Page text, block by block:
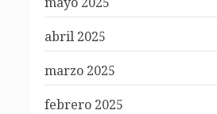
abril 2025
marzo 2025
febrero 2025